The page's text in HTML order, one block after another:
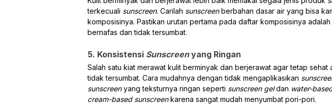
terkecuali sunscreen. Carilah sunscreenberbahan dasar air yang bisa
komposisinya. Pastikan urutan pertama pada daftar komposisinya
bernafas dan tidak tersumbat.
5. Konsistensi Sunscreenyang Ringan
Salah satu kiat merawat kulit berminyak dan berjerawat agar tetap
tidak tersumbat. Cara mudahnya dengan tidak mengaplikasikan
sunscreenyang teksturnya ringan seperti sunscreen geldan water-
cream-based sunscreenkarena sangat mudah menyumbat pori-pori.